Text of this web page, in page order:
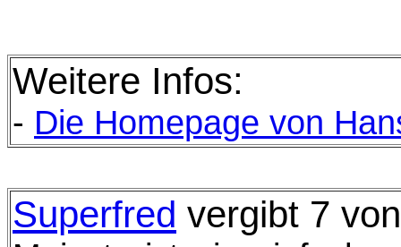
Weitere Infos:
- Die Homepage von
Superfred vergibt 7